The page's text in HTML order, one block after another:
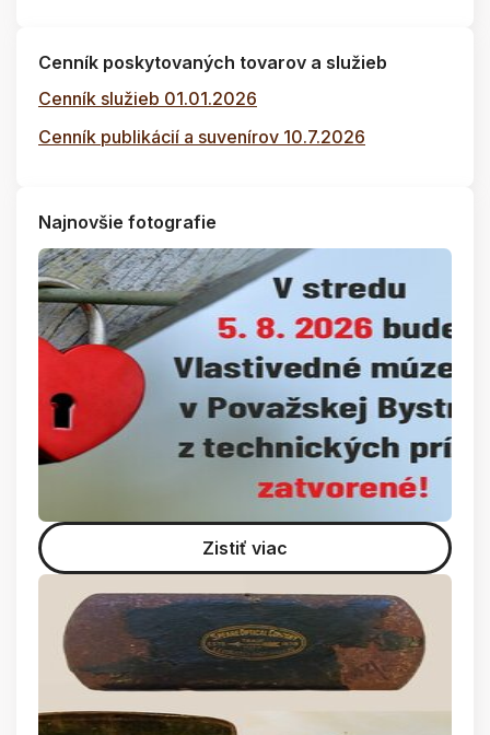
Cenník poskytovaných tovarov a služieb
Cenník služieb 01.01.2026
Cenník publikácií a suvenírov 10.7.2026
Najnovšie fotografie
Zistiť viac